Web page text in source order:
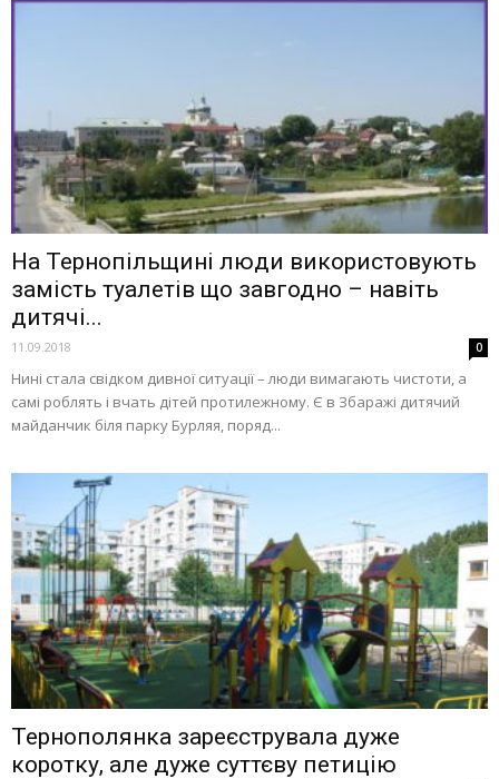
На Тернопільщині люди використовують
замість туалетів що завгодно – навіть
дитячі...
11.09.2018 0
Нині стала свідком дивної ситуації – люди вимагають чистоти, а
самі роблять і вчать дітей протилежному. Є в Збаражі дитячий
майданчик біля парку Бурляя, поряд...
Тернополянка зареєструвала дуже
коротку, але дуже суттєву петицію